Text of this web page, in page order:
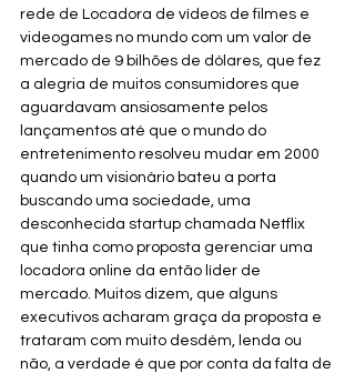
rede de Locadora de vídeos de filmes e
videogames no mundo com um valor de
mercado de 9 bilhões de dólares, que fez
a alegria de muitos consumidores que
aguardavam ansiosamente pelos
lançamentos até que o mundo do
entretenimento resolveu mudar em 2000
quando um visionário bateu a porta
buscando uma sociedade, uma
desconhecida startup chamada Netflix
que tinha como proposta gerenciar uma
locadora online da então líder de
mercado. Muitos dizem, que alguns
executivos acharam graça da proposta e
trataram com muito desdém, lenda ou
não, a verdade é que por conta da falta de